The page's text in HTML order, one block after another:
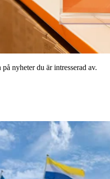
nyheter du är intresserad av.